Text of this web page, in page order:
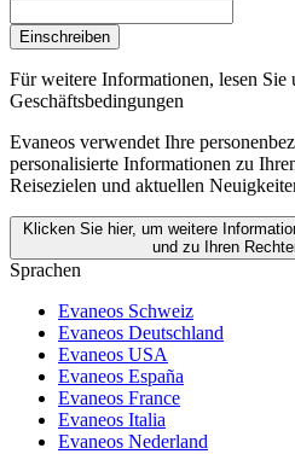
Einschreiben
Für weitere Informationen, lesen Sie
Geschäftsbedingungen
Evaneos verwendet Ihre
personalisierte Informationen zu
Reisezielen und aktuellen
Klicken Sie hier, um weitere
und zu Ihren
Sprachen
Evaneos Schweiz
Evaneos Deutschland
Evaneos USA
Evaneos España
Evaneos France
Evaneos Italia
Evaneos Nederland